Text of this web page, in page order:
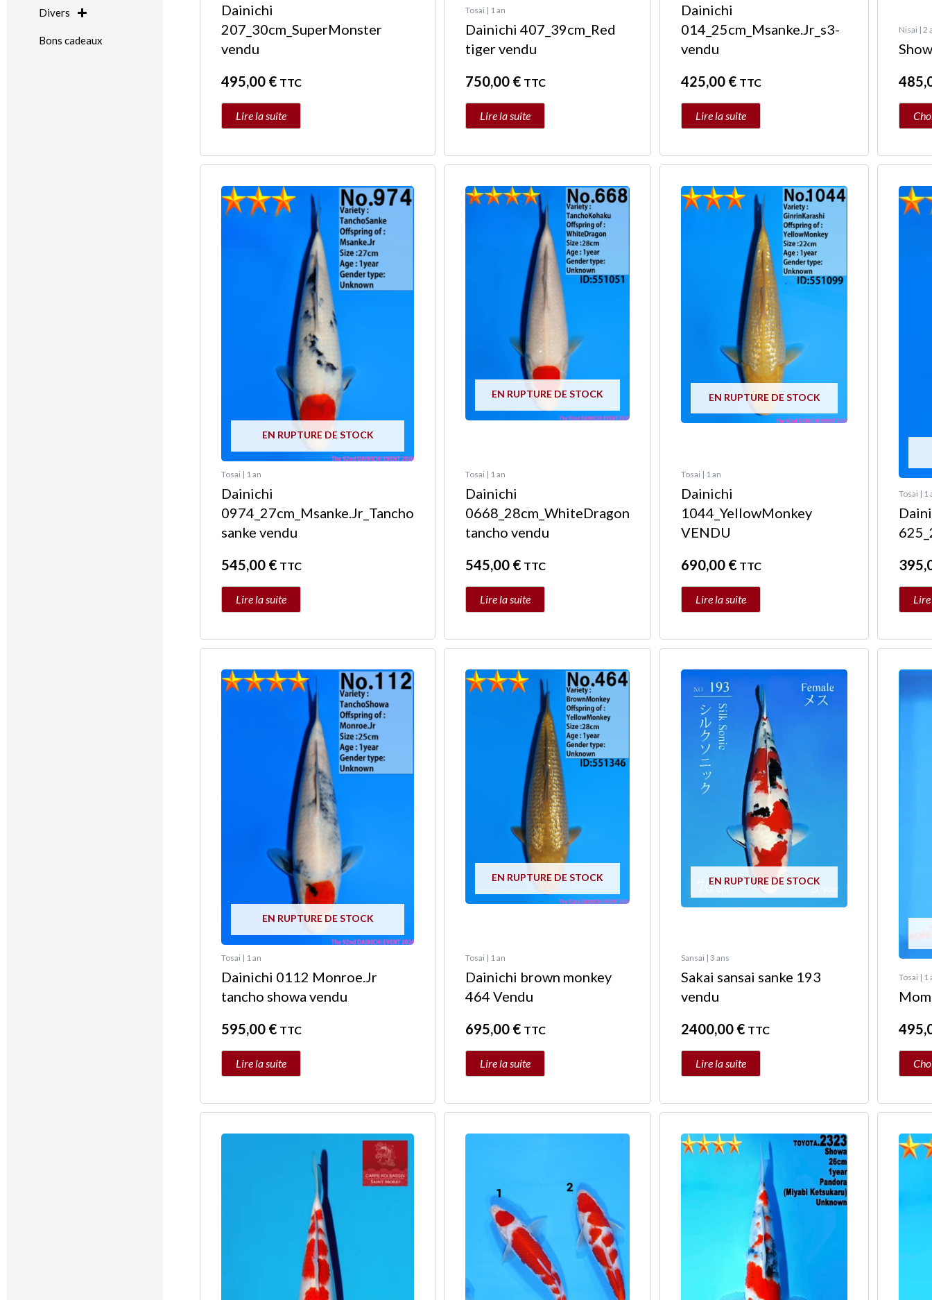
Divers
Bons cadeaux
Dainichi
207_30cm_SuperMonster
vendu
495,00 € TTC
Lire la suite
Tosai | 1 an
Dainichi 407_39cm_Red
tiger vendu
750,00 € TTC
Lire la suite
Dainichi
014_25cm_Msanke.Jr_s3-
vendu
425,00 € TTC
Lire la suite
Nisai | 2
EN RUPTURE DE STOCK
Tosai | 1 an
Dainichi
0974_27cm_Msanke.Jr_Tancho
sanke vendu
545,00 € TTC
Lire la suite
EN RUPTURE DE STOCK
Tosai | 1 an
Dainichi
0668_28cm_WhiteDragon
tancho vendu
545,00 € TTC
Lire la suite
EN RUPTURE DE STOCK
Tosai | 1 an
Dainichi
1044_YellowMonkey
VENDU
690,00 € TTC
Lire la suite
Tosai | 1
EN RUPTURE DE STOCK
Tosai | 1 an
Dainichi 0112 Monroe.Jr
tancho showa vendu
595,00 € TTC
Lire la suite
EN RUPTURE DE STOCK
Tosai | 1 an
Dainichi brown monkey
464 Vendu
695,00 € TTC
Lire la suite
EN RUPTURE DE STOCK
Sansai | 3 ans
Sakai sansai sanke 193
vendu
2400,00 € TTC
Lire la suite
Tosai | 1
produit
a
variations.
options
choisies